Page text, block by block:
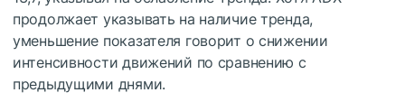
продолжает указывать на наличие тренда,
уменьшение показателя говорит о снижении
интенсивности движений по сравнению с
предыдущими днями.